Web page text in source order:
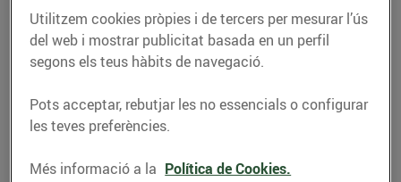
Utilitzem cookies pròpies i de tercers per mesurar l’ús
del web i mostrar publicitat basada en un perfil
segons els teus hàbits de navegació.
Pots acceptar, rebutjar les no essencials o configurar
les teves preferències.
Més informació a la Política de Cookies.